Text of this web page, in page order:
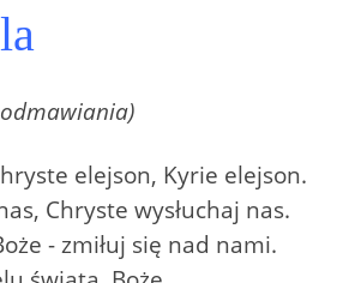
elejson, Kyrie elejson.
Chryste wysłuchaj nas.
- zmiłuj się nad nami.